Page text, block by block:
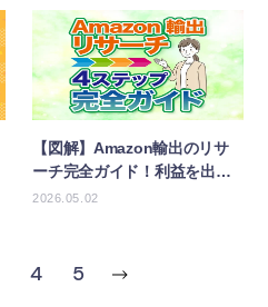
【図解】Amazon輸出のリサ
ーチ完全ガイド！利益を出す4
ステップを解説
2026.05.02
4 5